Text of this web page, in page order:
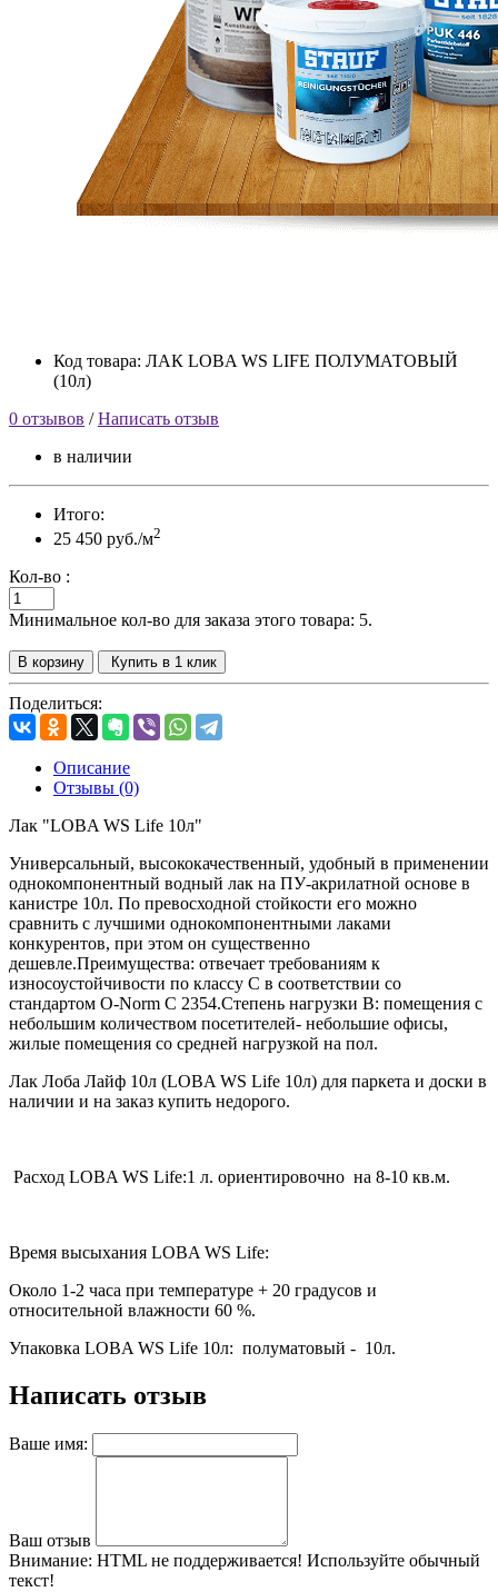
Код товара: ЛАК LOBA WS LIFE ПОЛУМАТОВЫЙ
(10л)
0 отзывов /Написать отзыв
в наличии
Итого:
25 450 руб./м2
Кол-во :
Минимальное кол-во для заказа этого товара: 5.
В корзину Купить в 1 клик
Поделиться:
Описание
Отзывы (0)
Лак "LOBA WS Life 10л"
Универсальный, высококачественный, удобный в применении
однокомпонентный водный лак на ПУ-акрилатной основе в
канистре 10л. По превосходной стойкости его можно
сравнить с лучшими однокомпонентными лаками
конкурентов, при этом он существенно
дешевле.Преимущества: отвечает требованиям к
износоустойчивости по классу С в соответствии со
стандартом O-Norm С 2354.Степень нагрузки В: помещения с
небольшим количеством посетителей- небольшие офисы,
жилые помещения со средней нагрузкой на пол.
Лак Лоба Лайф 10л (LOBA WS Life 10л) для паркета и доски в
наличии и на заказ купить недорого.
Расход LOBA WS Life:1 л. ориентировочно на 8-10 кв.м.
Время высыхания LOBA WS Life:
Около 1-2 часа при температуре + 20 градусов и
относительной влажности 60 %.
Упаковка LOBA WS Life 10л: полуматовый - 10л.
Написать отзыв
Ваше имя:
Ваш отзыв
Внимание: HTML не поддерживается! Используйте обычный
текст!